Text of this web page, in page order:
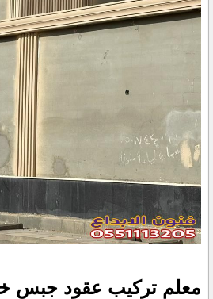
معلم تركيب عقود جبس